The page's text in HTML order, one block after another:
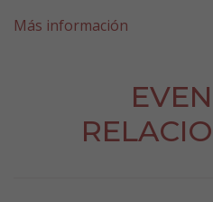
Más información